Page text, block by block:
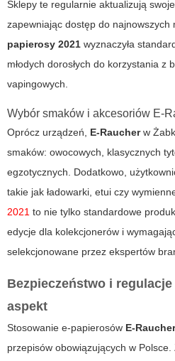
Sklepy te regularnie aktualizują
zapewniając dostęp do najnowszych
papierosy 2021 wyznaczyła
młodych dorosłych do korzystania z
vapingowych.
Wybór smaków i akcesoriów E-
Oprócz urządzeń, E-Raucherw
smaków: owocowych, klasycznych
egzotycznych. Dodatkowo,
takie jak ładowarki, etui czy
2021 to nie tylko standardowe
edycje dla kolekcjonerów i
selekcjonowane przez ekspertów
Bezpieczeństwo i
aspekt
Stosowanie e-papierosów E-Raucher
przepisów obowiązujących w Polsce.